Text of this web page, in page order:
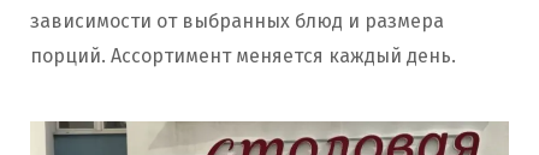
зависимости от выбранных блюд и размера
порций. Ассортимент меняется каждый день.